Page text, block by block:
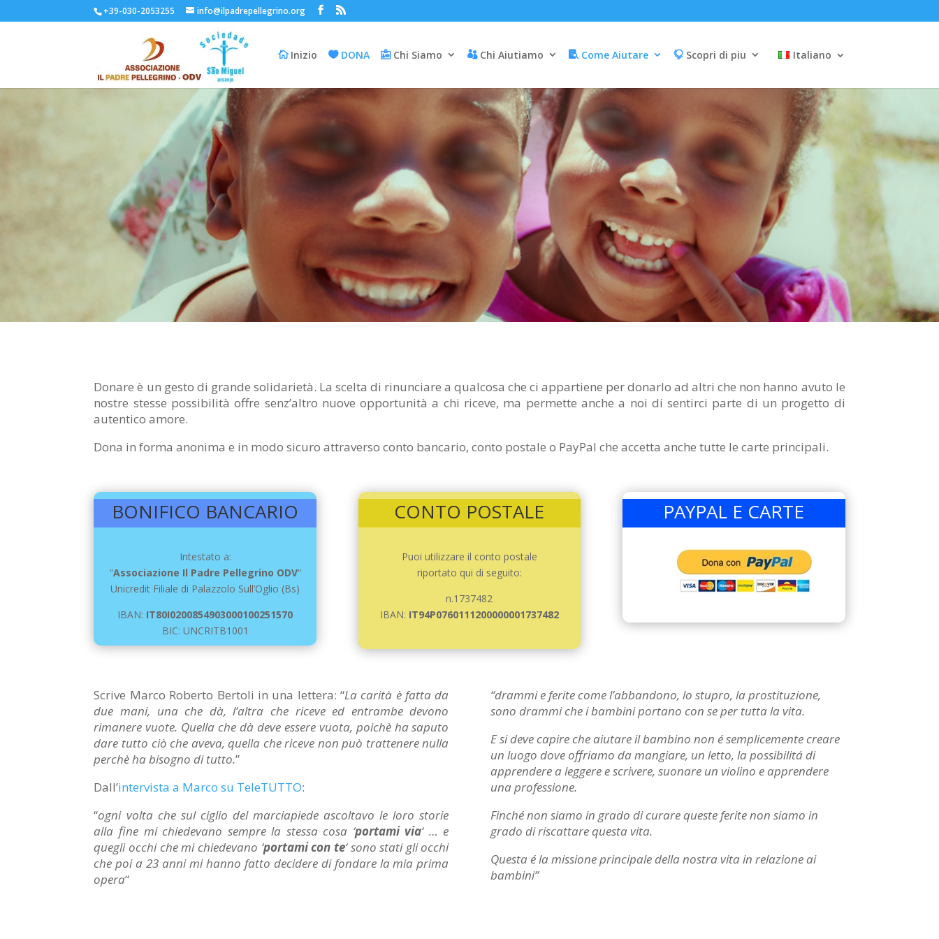
+39-030-2053255 info@ilpadrepellegrino.org
Inizio DONA Chi Siamo Chi Aiutiamo Come Aiutare Scopri di piu Italiano
Donare è un gesto di grande solidarietà. La scelta di rinunciare a qualcosa che ci appartiene per donarlo ad altri che non hanno avuto le
nostre stesse possibilità offre senz’altro nuove opportunità a chi riceve, ma permette anche a noi di sentirci parte di un progetto di
autentico amore.
Dona in forma anonima e in modo sicuro attraverso conto bancario, conto postale o PayPal che accetta anche tutte le carte principali.
BONIFICO BANCARIO
Intestato a:
“Associazione Il Padre Pellegrino ODV“
Unicredit Filiale di Palazzolo Sull’Oglio (Bs)
IBAN: IT80I0200854903000100251570
BIC: UNCRITB1001
CONTO POSTALE
Puoi utilizzare il conto postale
riportato qui di seguito:
n.1737482
IBAN: IT94P0760111200000001737482
PAYPAL E CARTE
Scrive Marco Roberto Bertoli in una lettera: “La carità è fatta da
due mani, una che dà, l’altra che riceve ed entrambe devono
rimanere vuote. Quella che dà deve essere vuota, poichè ha saputo
dare tutto ciò che aveva, quella che riceve non può trattenere nulla
perchè ha bisogno di tutto.”
Dall’intervista a Marco su TeleTUTTO:
“ogni volta che sul ciglio del marciapiede ascoltavo le loro storie
alla fine mi chiedevano sempre la stessa cosa ‘portami via‘ … e
quegli occhi che mi chiedevano ‘portami con te‘ sono stati gli occhi
che poi a 23 anni mi hanno fatto decidere di fondare la mia prima
opera“
“drammi e ferite come l’abbandono, lo stupro, la prostituzione,
sono drammi che i bambini portano con se per tutta la vita.
E si deve capire che aiutare il bambino non é semplicemente creare
un luogo dove offriamo da mangiare, un letto, la possibilitá di
apprendere a leggere e scrivere, suonare un violino e apprendere
una professione.
Finché non siamo in grado di curare queste ferite non siamo in
grado di riscattare questa vita.
Questa é la missione principale della nostra vita in relazione ai
bambini”